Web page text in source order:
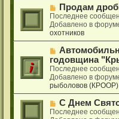
н
и
е
с
о
о
б
щ
е
н
и
е
Н
о
в
о
е
с
о
о
б
щ
е
н
и
е
Продам
Последнее
Добавлено в
охотников
Н
о
в
о
е
с
о
о
б
годовщина
Последнее
Добавлено в
рыболовов (КРООР)
Н
о
С Днем
Последнее